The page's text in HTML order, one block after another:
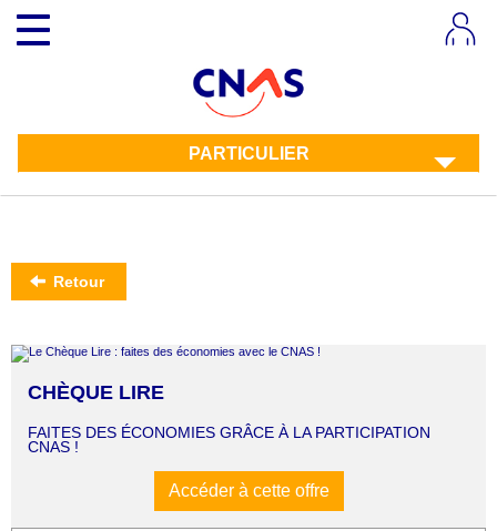
contenu
principal
Toggle
navigation
PARTICULIER
Retour
CHÈQUE LIRE
FAITES DES ÉCONOMIES GRÂCE À LA PARTICIPATION
CNAS !
Accéder à cette offre